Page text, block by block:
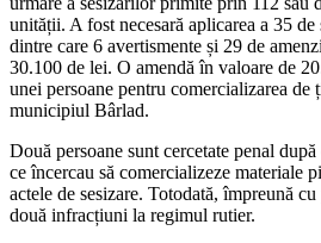
unității. A fost necesară aplicarea a 35
dintre care 6 avertismente și 29 de
30.100 de lei. O amendă în valoare de
unei persoane pentru comercializarea de
municipiul Bârlad.
Două persoane sunt cercetate penal
ce încercau să comercializeze materiale
actele de sesizare. Totodată, împreună
două infracțiuni la regimul rutier.